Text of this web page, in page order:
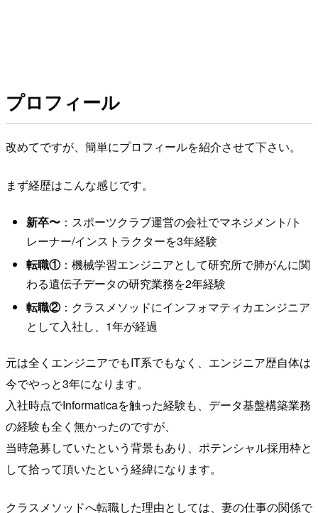
プロフィール
改めてですが、簡単にプロフィールを紹介させて下さい。
まず経歴はこんな感じです。
新卒〜：スポーツクラブ運営の会社でマネジメント/ト
レーナー/インストラクターを3年経験
転職①：機械学習エンジニアとして研究所で肺がんに関
わる遺伝子データの研究業務を2年経験
転職②：クラスメソッドにインフォマティカエンジニア
として入社し、1年が経過
元は全くエンジニアでもIT系でもなく、エンジニア歴自体は
今でやっと3年になります。
入社時点でInformaticaを触った経験も、データ基盤構築業務
の経験も全く無かったのですが、
当時急募していたという背景もあり、ポテンシャル採用枠と
して拾って頂いたという経緯になります。
クラスメソッドへ転職した理由としては、妻の仕事の関係で